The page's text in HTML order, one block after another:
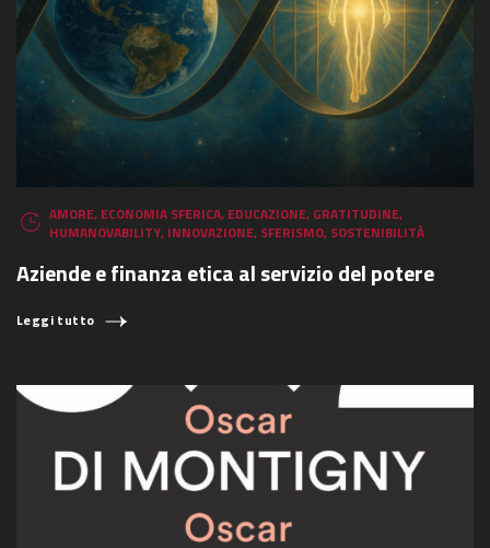
AMORE, ECONOMIA SFERICA, EDUCAZIONE, GRATITUDINE,
HUMANOVABILITY, INNOVAZIONE, SFERISMO, SOSTENIBILITÀ
Aziende e finanza etica al servizio del potere
Leggi tutto